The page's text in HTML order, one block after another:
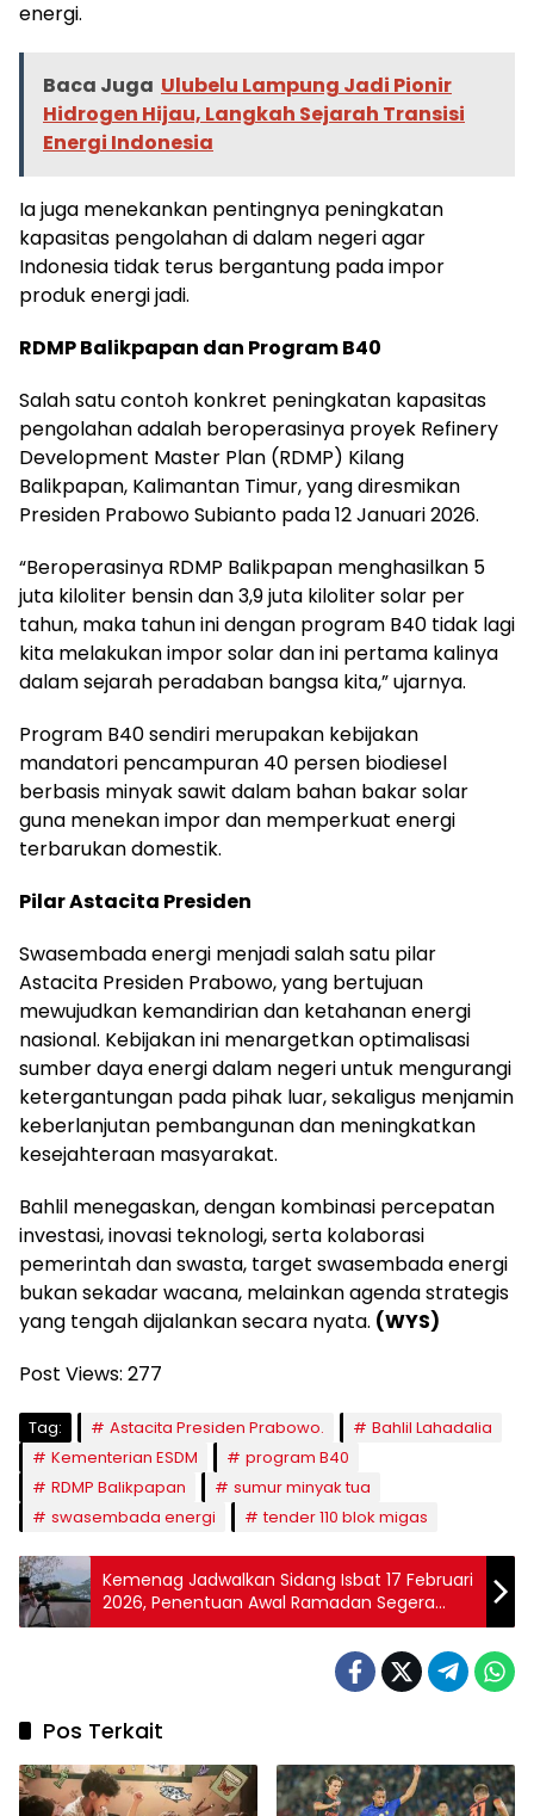
energi.
Baca Juga Ulubelu Lampung Jadi Pionir
Hidrogen Hijau, Langkah Sejarah Transisi
Energi Indonesia
Ia juga menekankan pentingnya peningkatan
kapasitas pengolahan di dalam negeri agar
Indonesia tidak terus bergantung pada impor
produk energi jadi.
RDMP Balikpapan dan Program B40
Salah satu contoh konkret peningkatan kapasitas
pengolahan adalah beroperasinya proyek Refinery
Development Master Plan (RDMP) Kilang
Balikpapan, Kalimantan Timur, yang diresmikan
Presiden Prabowo Subianto pada 12 Januari 2026.
“Beroperasinya RDMP Balikpapan menghasilkan 5
juta kiloliter bensin dan 3,9 juta kiloliter solar per
tahun, maka tahun ini dengan program B40 tidak lagi
kita melakukan impor solar dan ini pertama kalinya
dalam sejarah peradaban bangsa kita,” ujarnya.
Program B40 sendiri merupakan kebijakan
mandatori pencampuran 40 persen biodiesel
berbasis minyak sawit dalam bahan bakar solar
guna menekan impor dan memperkuat energi
terbarukan domestik.
Pilar Astacita Presiden
Swasembada energi menjadi salah satu pilar
Astacita Presiden Prabowo, yang bertujuan
mewujudkan kemandirian dan ketahanan energi
nasional. Kebijakan ini menargetkan optimalisasi
sumber daya energi dalam negeri untuk mengurangi
ketergantungan pada pihak luar, sekaligus menjamin
keberlanjutan pembangunan dan meningkatkan
kesejahteraan masyarakat.
Bahlil menegaskan, dengan kombinasi percepatan
investasi, inovasi teknologi, serta kolaborasi
pemerintah dan swasta, target swasembada energi
bukan sekadar wacana, melainkan agenda strategis
yang tengah dijalankan secara nyata. (WYS)
Post Views: 277
Tag: Astacita Presiden Prabowo.
Bahlil Lahadalia
Kementerian ESDM
program B40
RDMP Balikpapan
sumur minyak tua
swasembada energi
tender 110 blok migas
Kemenag Jadwalkan Sidang Isbat 17 Februari
2026, Penentuan Awal Ramadan Segera
Diputuskan
Pos Terkait